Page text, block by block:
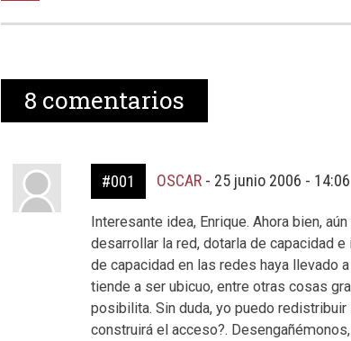
8 comentarios
#001 OSCAR- 25 junio 2006 - 14:06
Interesante idea, Enrique. Ahora bien,
desarrollar la red, dotarla de capacidad
de capacidad en las redes haya llevado
tiende a ser ubicuo, entre otras cosas
posibilita. Sin duda, yo puedo
construirá el acceso?.